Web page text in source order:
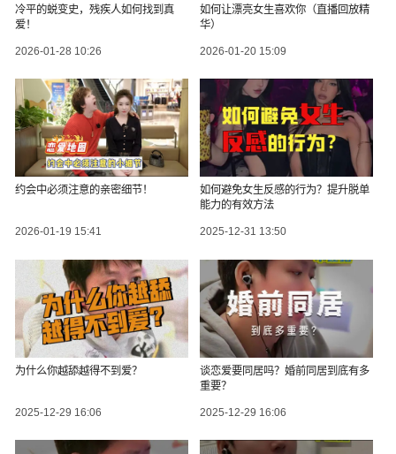
冷平的蜕变史，残疾人如何找到真
爱！
2026-01-28 10:26
如何让漂亮女生喜欢你（直播回放精
华）
2026-01-20 15:09
约会中必须注意的亲密细节！
2026-01-19 15:41
如何避免女生反感的行为？提升脱单
能力的有效方法
2025-12-31 13:50
为什么你越舔越得不到爱？
2025-12-29 16:06
谈恋爱要同居吗？婚前同居到底有多
重要？
2025-12-29 16:06